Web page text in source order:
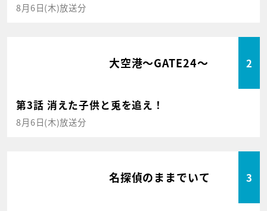
8月6日(木)放送分
大空港～GATE24～ 2
第3話 消えた子供と兎を追え！
8月6日(木)放送分
名探偵のままでいて 3